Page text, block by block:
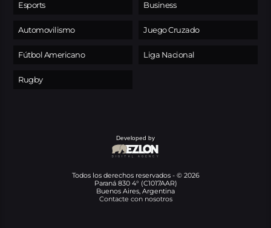
Esports
Automovilismo
Fútbol Americano
Rugby
Business
Juego Cruzado
Liga Nacional
Developed by
Todos los derechos reservados - © 2026
Paraná 830 4° (C1017AAR)
Buenos Aires, Argentina
Contacte con nosotros